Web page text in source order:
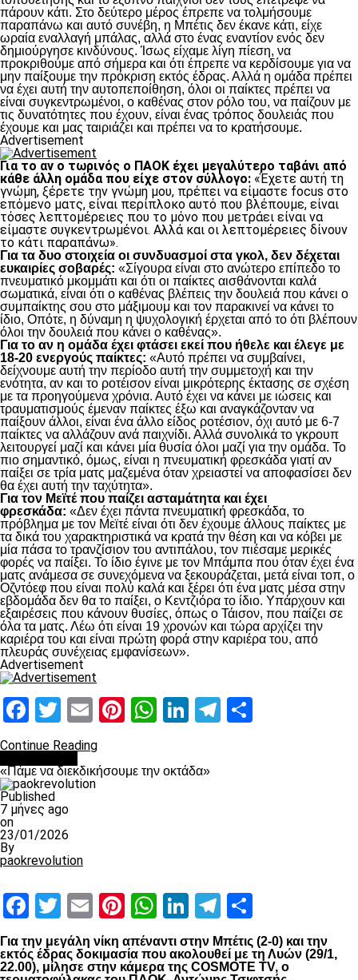
πάρουν κάτι. Στο δεύτερο μέρος έπρεπε να τολμήσουμε
παραπάνω και αυτό συνέβη, η Μπέτις δεν έκανε κάτι, είχε
ωραία εναλλαγή μπάλας, αλλά στο ένας εναντίον ενός δεν
δημιούργησε κινδύνους. Ίσως είχαμε λίγη πίεση, να
προκριθούμε από σήμερα και ότι έπρεπε να κερδίσουμε για να
μην παίξουμε την πρόκριση εκτός έδρας. Αλλά η ομάδα πρέπει
να έχει αυτή την αυτοπεποίθηση, όλοι οι παίκτες πρέπει να
είναι συγκεντρωμένοι, ο καθένας στον ρόλο του, να παίζουν με
τις δυνατότητες που έχουν, είναι ένας τρόπος δουλειάς που
έχουμε και μας ταιριάζει και πρέπει να το κρατήσουμε.
Advertisement
Για το αν ο τωρινός ο ΠΑΟΚ έχει μεγαλύτερο ταβάνι από
κάθε άλλη ομάδα που είχε στον σύλλογο: «Έχετε αυτή τη
γνώμη, ξέρετε την γνώμη μου, πρέπει να είμαστε focus στο
επόμενο ματς, είναι περίπλοκο αυτό που βλέπουμε, είναι
τόσες λεπτομέρειες που το μόνο που μετράει είναι να
είμαστε συγκεντρωμένοι. Αλλά και οι λεπτομέρειες δίνουν
το κάτι παραπάνω».
Για τα δυο στοιχεία οι συνδυασμοί στα γκολ, δεν δέχεται
ευκαιρίες σοβαρές: «Σίγουρα είναι στο ανώτερο επίπεδο το
πνευματικό μκομμάτι και ότι οι παίκτες αισθάνονται καλά
σωματικά, είναι ότι ο καθένας βλέπεις την δουλειά που κάνει ο
συμπαίκτης σου στο μάξιμουμ και τον παρακινεί να κάνει το
ίδιο, Οπότε, η δύναμη η ψυχολογική έρχεται από το ότι βλέπουν
όλοι την δουλειά που κάνει ο καθένας».
Για το αν η ομάδα έχει φτάσει εκεί που ήθελε και έλεγε με
18-20 ενεργούς παίκτες: «Αυτό πρέπει να συμβαίνει,
δείχνουμε αυτή την περίοδο αυτή την συμμετοχή και την
ενότητα, αν και το ροτέισον είναι μικρότερης έκτασης σε σχέση
με τα προηγούμενα χρόνια. Αυτό έχει να κάνει με ιώσεις και
τραυματισμούς έμεναν παίκτες έξω και αναγκάζονταν να
παίξουν άλλοι, είναι ένα άλλο είδος ροτέσιον, όχι αυτό με 6-7
παίκτες να αλλάζουν ανά παιχνίδι. Αλλά συνολικά το γκρουπ
λειτουργεί μαζί και κάνει μία θυσία όλοι μαζί για την ομάδα. Το
πιο σημαντικό, όμως, είναι η πνευματική φρεσκάδα γιατί αν
παίξει σε τρία ματς μαζεμένα όταν χρειαστεί να αποφασίσει δεν
θα έχει αυτή την ταχύτητα».
Για τον Μεϊτέ που παίζει ασταμάτητα και έχει
φρεσκάδα: «Δεν έχει πάντα πνευματική φρεσκάδα, το
πρόβλημα με τον Μεϊτέ είναι ότι δεν έχουμε άλλους παίκτες με
τα δικά του χαρακτηριστικά να κρατά την θέση και να κόβει με
μία πάσα το τρανζίσιον του αντιπάλου, τον πιέσαμε μερικές
φορές να παίξει. Το ίδιο έγινε με τον Μπάμπα που όταν έχει ένα
ματς ανάμεσα σε συνεχόμενα να ξεκουράζεται, μετά είναι τοπ, ο
Οζντόεφ που είναι πολύ καλά και ξέρει ότι ένα ματς μέσα στην
εβδομάδα δεν θα το παίξει, ο Κεντζιόρα το ίδιο. Υπάρχουν και
εξαιρέσεις που κάνουν θυσίες, όπως ο Τάισον, που παίζει σε
όλα τα ματς. Λέω ότι είναι 19 χρονών και τώρα αρχίζει την
καριέρα του και είναι πρώτη φορά στην καριέρα του, από
πλευράς συνέχειας εμφανίσεων».
Advertisement
Facebook
Twitter
EmailPinterest
WhatsApp
LinkedIn
Telegram
Continue Reading
«Πάμε να διεκδικήσουμε την οκτάδα»
Published
7 μήνες ago
on
23/01/2026
By
paokrevolution
Facebook
Twitter
EmailPinterest
WhatsApp
LinkedIn
Telegram
Για την μεγάλη νίκη απέναντι στην Μπέτις (2-0) και την
εκτός έδρας δοκιμασία που ακολουθεί με τη Λυών (29/1,
22.00), μίλησε στην κάμερα της COSMOTE TV, ο